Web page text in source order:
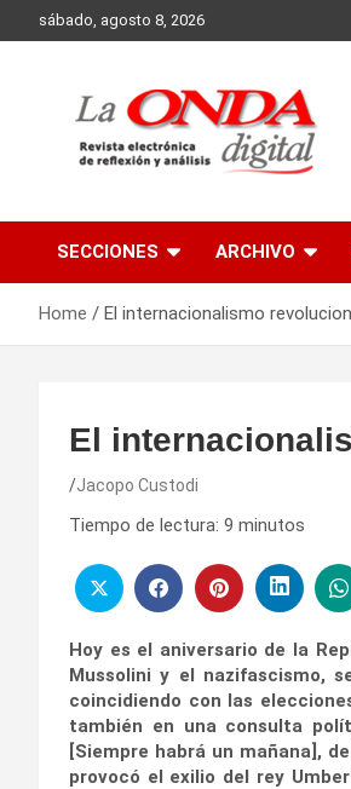
to
sábado, agosto 8, 2026
SECCIONES ARCHIVO
Home El internacionalismo
El
Jacopo Custodi
Tiempo de lectura: 9 minutos
Hoy es el aniversario de la
Mussolini y el nazifascismo,
coincidiendo con las
también en una consulta
[Siempre habrá un mañana],
provocó el exilio del rey